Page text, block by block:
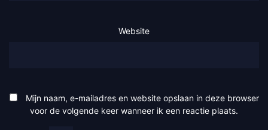
Website
Mijn naam, e-mailadres en website opslaan in deze browser
voor de volgende keer wanneer ik een reactie plaats.